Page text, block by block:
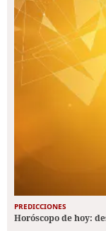
PREDICCIONES
Horóscopo de hoy: